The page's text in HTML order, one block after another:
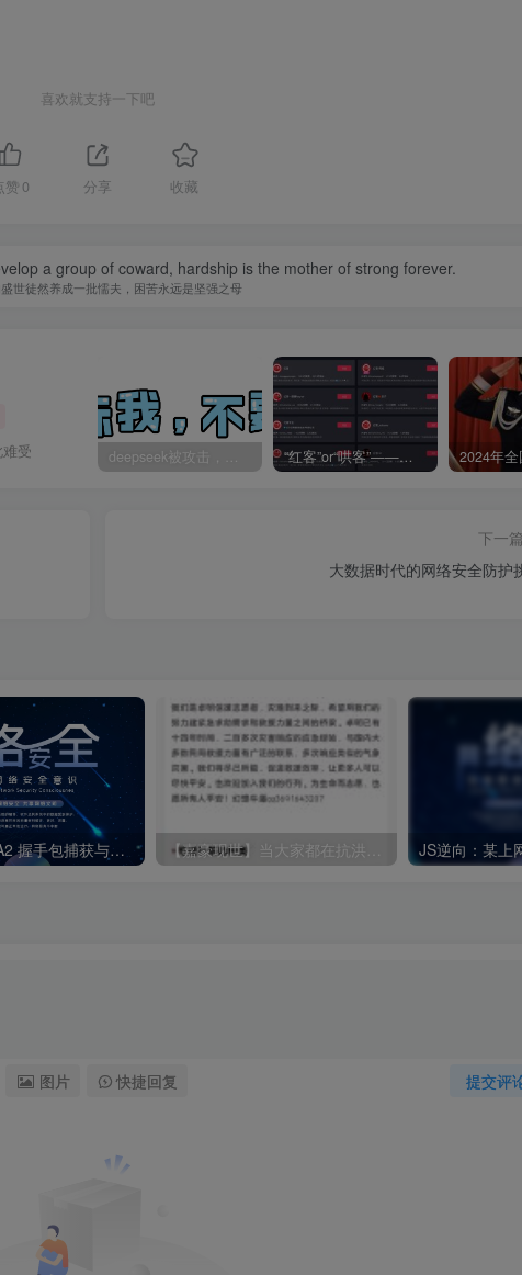
喜欢就支持一下吧
赞 0 分享 收藏
a group of coward, hardship is the mother of strong forever.
世徒然养成一批懦夫，困苦永远是坚强之母
受 deepseek被攻击，让一篇AI科幻爽文全网一起“造假” “红客”or“哄客”——圈内专业技术人士锐评网红真相
下一篇
大数据时代的网络安全防护
📡 WPA/WPA2 握手包捕获与密码恢复实战指南
提交评
图片 快捷回复